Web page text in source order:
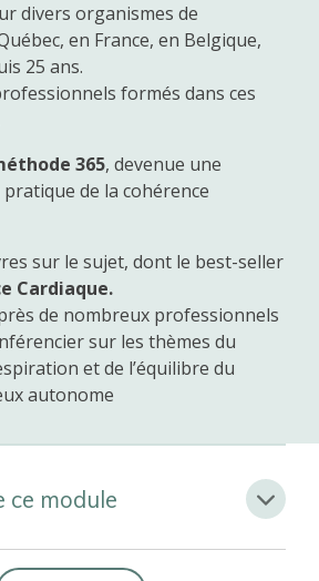
divers organismes de
en France, en Belgique,
25 ans.
formés dans ces
365, devenue une
de la cohérence
sur le sujet, dont le best-seller
Cardiaque.
de nombreux professionnels
sur les thèmes du
et de l’équilibre du
autonome
ce module